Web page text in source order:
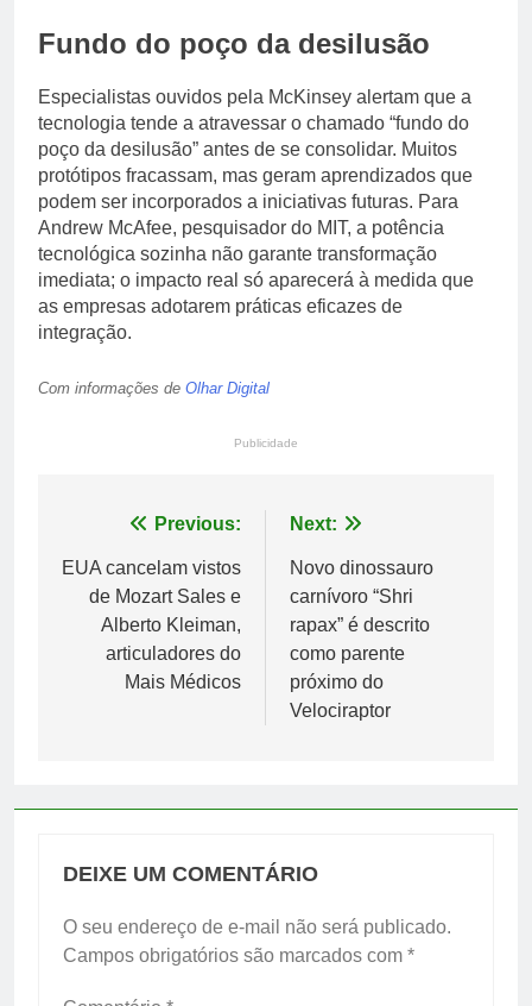
Fundo do poço da desilusão
Especialistas ouvidos pela McKinsey alertam que a
tecnologia tende a atravessar o chamado “fundo do
poço da desilusão” antes de se consolidar. Muitos
protótipos fracassam, mas geram aprendizados que
podem ser incorporados a iniciativas futuras. Para
Andrew McAfee, pesquisador do MIT, a potência
tecnológica sozinha não garante transformação
imediata; o impacto real só aparecerá à medida que
as empresas adotarem práticas eficazes de
integração.
Com informações de Olhar Digital
Publicidade
Navegação
de
Post
Previous:
EUA cancelam vistos
de Mozart Sales e
Alberto Kleiman,
articuladores do
Mais Médicos
Next:
Novo dinossauro
carnívoro “Shri
rapax” é descrito
como parente
próximo do
Velociraptor
DEIXE UM COMENTÁRIO
O seu endereço de e-mail não será publicado.
Campos obrigatórios são marcados com *